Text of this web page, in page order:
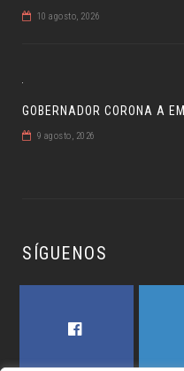
10 agosto, 2026
GOBERNADOR CORONA A
9 agosto, 2026
SÍGUENOS